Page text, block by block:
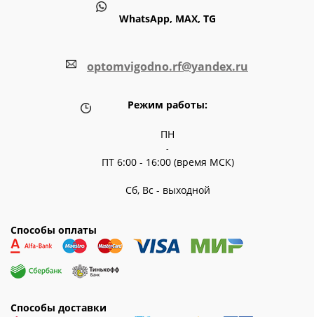
WhatsApp, MAX, TG
optomvigodno.rf@yandex.ru
Режим работы:
ПН
-
ПТ 6:00 - 16:00 (время МСК)
Сб, Вс - выходной
Способы оплаты
Способы доставки